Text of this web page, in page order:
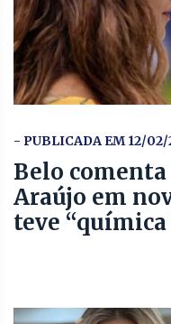
- PUBLICADA EM 12/
Belo
Araújo em
teve